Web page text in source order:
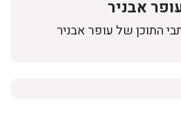
אבניר
התוכן של עופר אבניר